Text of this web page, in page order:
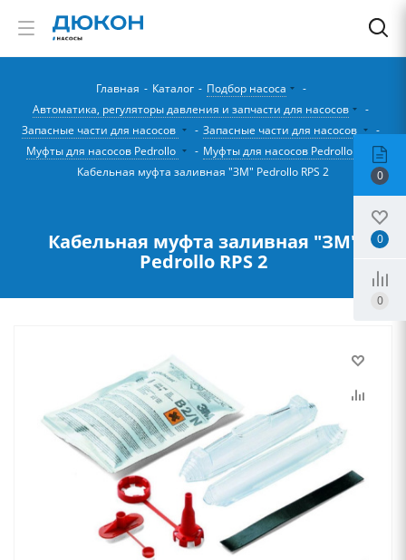
Главная - Каталог - Подбор насоса
-
Автоматика, регуляторы давления и запчасти для насосов
-
Запасные части для насосов
- Запасные части для насосов
-
Муфты для насосов Pedrollo
- Муфты для насосов Pedrollo
-
Кабельная муфта заливная "ЗМ" Pedrollo RPS 2
Кабельная муфта заливная "ЗМ"
Pedrollo RPS 2
0
0
0